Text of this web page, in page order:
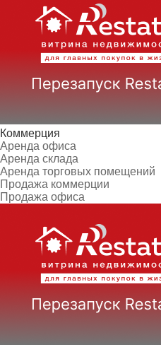
Коммерция
Аренда офиса
Аренда склада
Аренда торговых помещений
Продажа коммерции
Продажа офиса